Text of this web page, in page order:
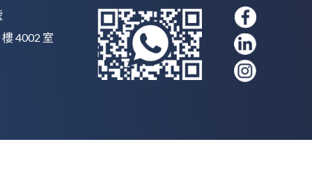
4002 室